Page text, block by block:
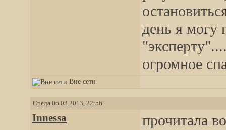
день я могу
огромное
Вне сети
Среда 06.03.2013, 22:56
Innessa
прочитала